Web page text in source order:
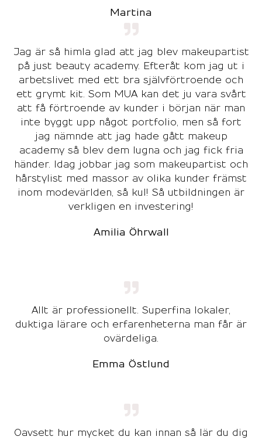
Martina
Jag är så himla glad att jag blev makeupartist
på just beauty academy. Efteråt kom jag ut i
arbetslivet med ett bra självförtroende och
ett grymt kit. Som MUA kan det ju vara svårt
att få förtroende av kunder i början när man
inte byggt upp något portfolio, men så fort
jag nämnde att jag hade gått makeup
academy så blev dem lugna och jag fick fria
händer. Idag jobbar jag som makeupartist och
hårstylist med massor av olika kunder främst
inom modevärlden, så kul! Så utbildningen är
verkligen en investering!
Amilia Öhrwall
Allt är professionellt. Superfina lokaler,
duktiga lärare och erfarenheterna man får är
ovärdeliga.
Emma Östlund
Oavsett hur mycket du kan innan så lär du dig